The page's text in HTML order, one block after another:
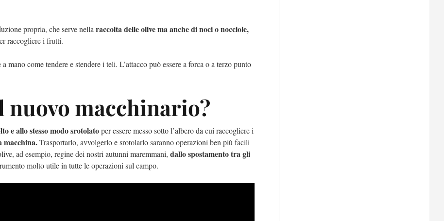
propria, che serve nella raccolta delle olive ma anche di noci o nocciole,
raccogliere i frutti.
come tendere e stendere i teli. L’attacco può essere a forca o a terzo punto
nuovo macchinario?
e allo stesso modo srotolatoper essere messo sotto l’albero da cui raccogliere i
macchina.Trasportarlo, avvolgerlo e srotolarlo saranno operazioni ben più facili
ad esempio, regine dei nostri autunni maremmani, dallo spostamento tra gli
molto utile in tutte le operazioni sul campo.